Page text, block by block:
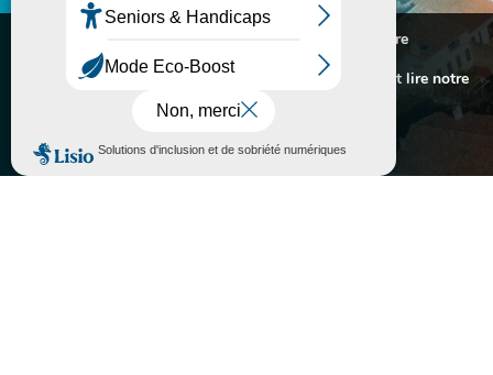
} Lundi au vendredi
10H - 12H / 14H - 17H
Fermé le samedi

Nous utilisons des cookies pour vous offrir la meilleure
expérience sur notre site.
Pour connaitre les cookies utilisés ou les désactiver et lire notre
politique de confidentialité,
cliquez-ici
Accepter